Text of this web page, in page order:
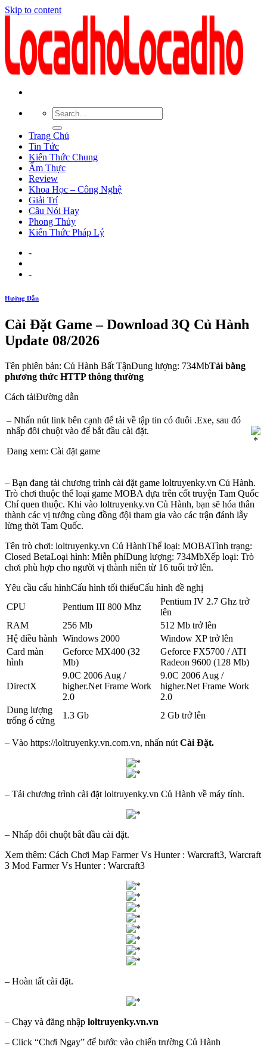
Skip to content
Trang Chủ
Tin Tức
Kiến Thức Chung
Ẩm Thực
Review
Khoa Học – Công Nghệ
Giải Trí
Câu Nói Hay
Phong Thủy
Kiến Thức Pháp Lý
-
-
Hướng Dẫn
Cài Đặt Game – Download 3Q Củ Hành
Update 08/2026
Tên phiên bản: Củ Hành Bất TậnDung lượng: 734MbTải bằng
phương thức HTTP thông thường
Cách tảiĐường dẫn
– Nhấn nút link bên cạnh để tải về tập tin có đuôi .Exe, sau đó
nhấp đôi chuột vào để bắt đầu cài đặt.
Đang xem: Cài đặt game
– Bạn đang tải chương trình cài đặt game loltruyenky.vn Củ Hành.
Trò chơi thuộc thể loại game MOBA dựa trên cốt truyện Tam Quốc
Chí quen thuộc. Khi vào loltruyenky.vn Củ Hành, bạn sẽ hóa thân
thành các vị tướng cùng đồng đội tham gia vào các trận đánh lẫy
lừng thời Tam Quốc.
Tên trò chơi: loltruyenky.vn Củ HànhThể loại: MOBATình trạng:
Closed BetaLoại hình: Miễn phíDung lượng: 734MbXếp loại: Trò
chơi phù hợp cho người vị thành niên từ 16 tuổi trở lên.
Yêu cầu cấu hìnhCấu hình tối thiểuCấu hình đề nghị
CPU
Pentium III 800 Mhz
Pentium IV 2.7 Ghz trở
lên
RAM
256 Mb
512 Mb trở lên
Hệ điều hành Windows 2000
Window XP trở lên
Card màn
hình
Geforce MX400 (32
Mb)
Geforce FX5700 / ATI
Radeon 9600 (128 Mb)
DirectX
9.0C 2006 Aug /
higher.Net Frame Work
2.0
9.0C 2006 Aug /
higher.Net Frame Work
2.0
Dung lượng
trống ổ cứng
1.3 Gb 2 Gb trở lên
– Vào https://loltruyenky.vn.com.vn, nhấn nút Cài Đặt.
– Tải chương trình cài đặt loltruyenky.vn Củ Hành về máy tính.
– Nhấp đôi chuột bắt đầu cài đặt.
Xem thêm: Cách Chơi Map Farmer Vs Hunter : Warcraft3, Warcraft
3 Mod Farmer Vs Hunter : Warcraft3
– Hoàn tất cài đặt.
– Chạy và đăng nhập loltruyenky.vn.vn
– Click “Chơi Ngay” để bước vào chiến trường Củ Hành